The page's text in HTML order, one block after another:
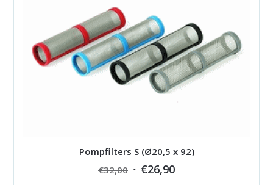
Pompfilters S (Ø20,5 x 92)
€32,00 Original
€26,90Current